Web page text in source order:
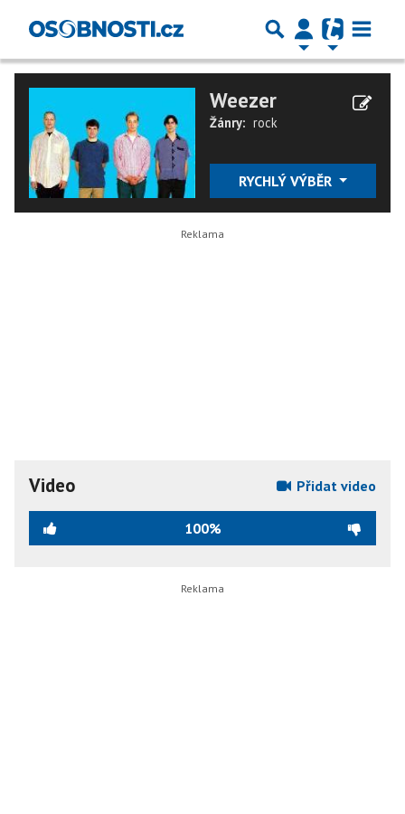
Weezer
Žánry: rock
RYCHLÝ VÝBĚR
Video Přidat video
100%